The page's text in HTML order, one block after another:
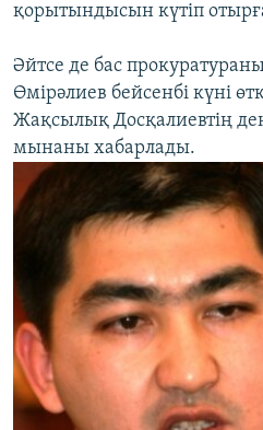
қорытындысын күтіп
Әйтсе де бас
Өмірәлиев бейсенбі күні
Жақсылық Досқалиевтің
мынаны хабарлады.